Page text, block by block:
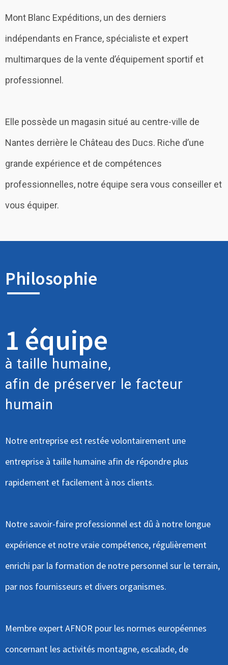
Mont Blanc Expéditions, un des derniers
indépendants en France, spécialiste et expert
multimarques de la vente d’équipement sportif et
professionnel.
Elle possède un magasin situé au centre-ville de
Nantes derrière le Château des Ducs. Riche d’une
grande expérience et de compétences
professionnelles, notre équipe sera vous conseiller et
vous équiper.
Philosophie
1 équipe
à taille humaine,
afin de préserver le facteur
humain
Notre entreprise est restée volontairement une
entreprise à taille humaine afin de répondre plus
rapidement et facilement à nos clients.
Notre savoir-faire professionnel est dû à notre longue
expérience et notre vraie compétence, régulièrement
enrichi par la formation de notre personnel sur le terrain,
par nos fournisseurs et divers organismes.
Membre expert AFNOR pour les normes européennes
concernant les activités montagne, escalade, de